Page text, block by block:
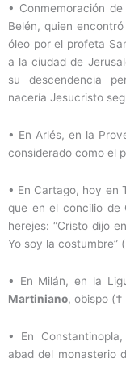
• Conmemoración de
Belén, quien
óleo por el profeta
a la ciudad de
su descendencia
nacería Jesucristo
• En Arlés, en la
considerado como el
• En Cartago, hoy en
que en el concilio de
herejes: “Cristo dijo
Yo soy la costumbre”
• En Milán, en la
Martiniano, obispo
• En
abad del monasterio